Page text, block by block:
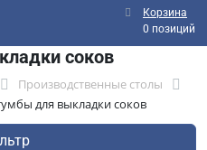
Корзина
0 позиций
соков
Производственные столы
для выкладки соков